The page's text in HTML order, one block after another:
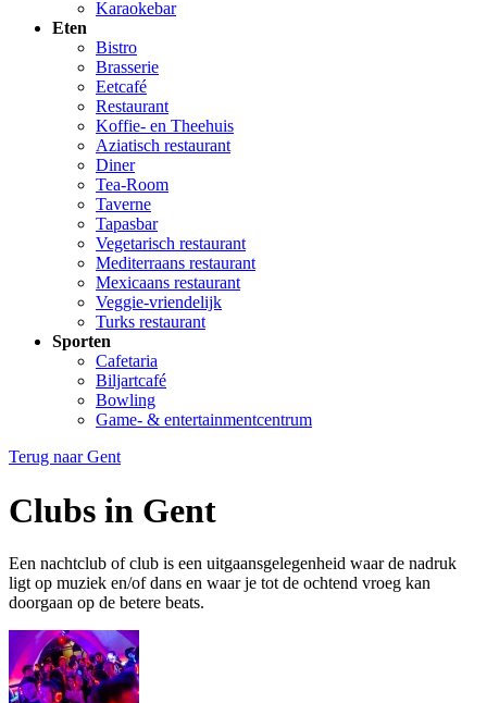
Karaokebar
Eten
Bistro
Brasserie
Eetcafé
Restaurant
Koffie- en Theehuis
Aziatisch restaurant
Diner
Tea-Room
Taverne
Tapasbar
Vegetarisch restaurant
Mediterraans restaurant
Mexicaans restaurant
Veggie-vriendelijk
Turks restaurant
Sporten
Cafetaria
Biljartcafé
Bowling
Game- & entertainmentcentrum
Terug naar Gent
Clubs in Gent
Een nachtclub of club is een uitgaansgelegenheid waar de nadruk
ligt op muziek en/of dans en waar je tot de ochtend vroeg kan
doorgaan op de betere beats.